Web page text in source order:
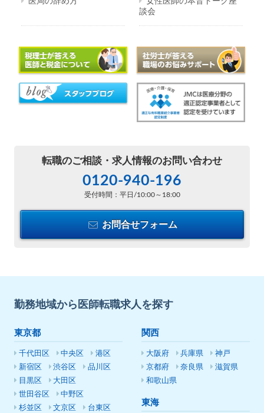
談会
転職のご相談・ 求人情報のお問い合わせ
0120-940-196
受付時間：平日/10:00～18:00
お問合せフォーム
勤務地域から医師転職求人を探す
東京都
千代田区 中央区
港区
新宿区
渋谷区
品川区
目黒区
大田区
世田谷区
中野区
杉並区
文京区
台東区
関西
大阪府 兵庫県
神戸
京都府
奈良県
滋賀県
和歌山県
東海